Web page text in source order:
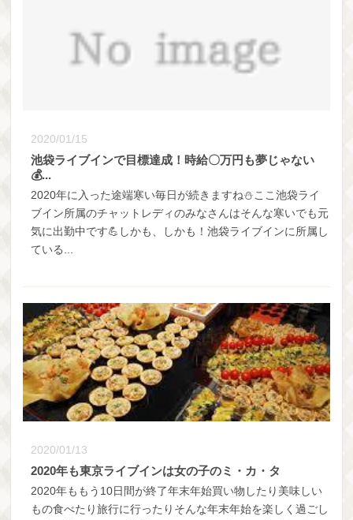
2020/01/15
池袋ライブインで目標達成！時給〇万円も夢じゃない
💰...
2020年に入った途端寒い毎日が続きますね⛄ここ池袋ライ
ブイン所属のチャットレディのみなさんはそんな寒いでも元
気に出勤中です💪しかも、しかも！池袋ライブインに所属し
ている...
2020/01/13
2020年も東京ライブインは女の子のミ・カ・タ
2020年ももう10日間が終了年末年始買い物したり美味しい
もの食べたり旅行に行ったりそんな年末年始を楽しく過ごし